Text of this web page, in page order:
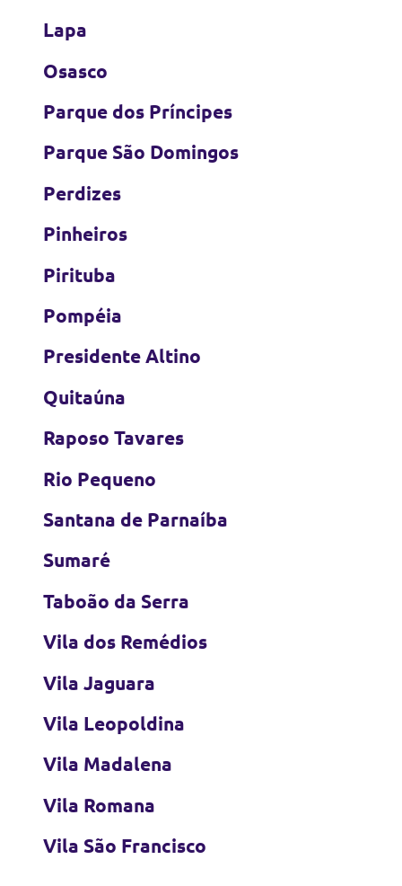
Lapa
Osasco
Parque dos Príncipes
Parque São Domingos
Perdizes
Pinheiros
Pirituba
Pompéia
Presidente Altino
Quitaúna
Raposo Tavares
Rio Pequeno
Santana de Parnaíba
Sumaré
Taboão da Serra
Vila dos Remédios
Vila Jaguara
Vila Leopoldina
Vila Madalena
Vila Romana
Vila São Francisco